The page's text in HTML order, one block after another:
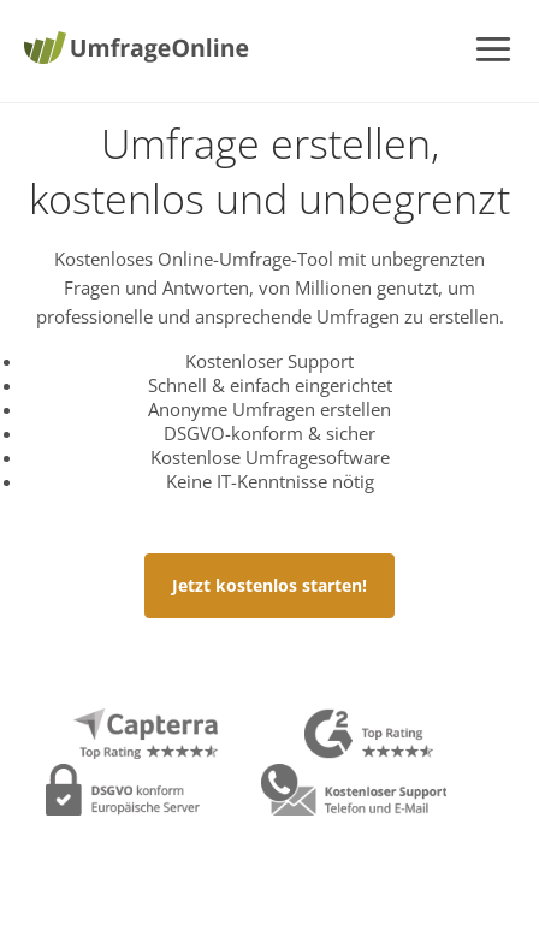
Umfrage erstellen,
kostenlos und unbegrenzt
Kostenloses Online-Umfrage-Tool mit unbegrenzten
Fragen und Antworten, von Millionen genutzt, um
professionelle und ansprechende Umfragen zu erstellen.
Kostenloser Support
Schnell & einfach eingerichtet
Anonyme Umfragen erstellen
DSGVO-konform & sicher
Kostenlose Umfragesoftware
Keine IT-Kenntnisse nötig
Jetzt kostenlos starten!